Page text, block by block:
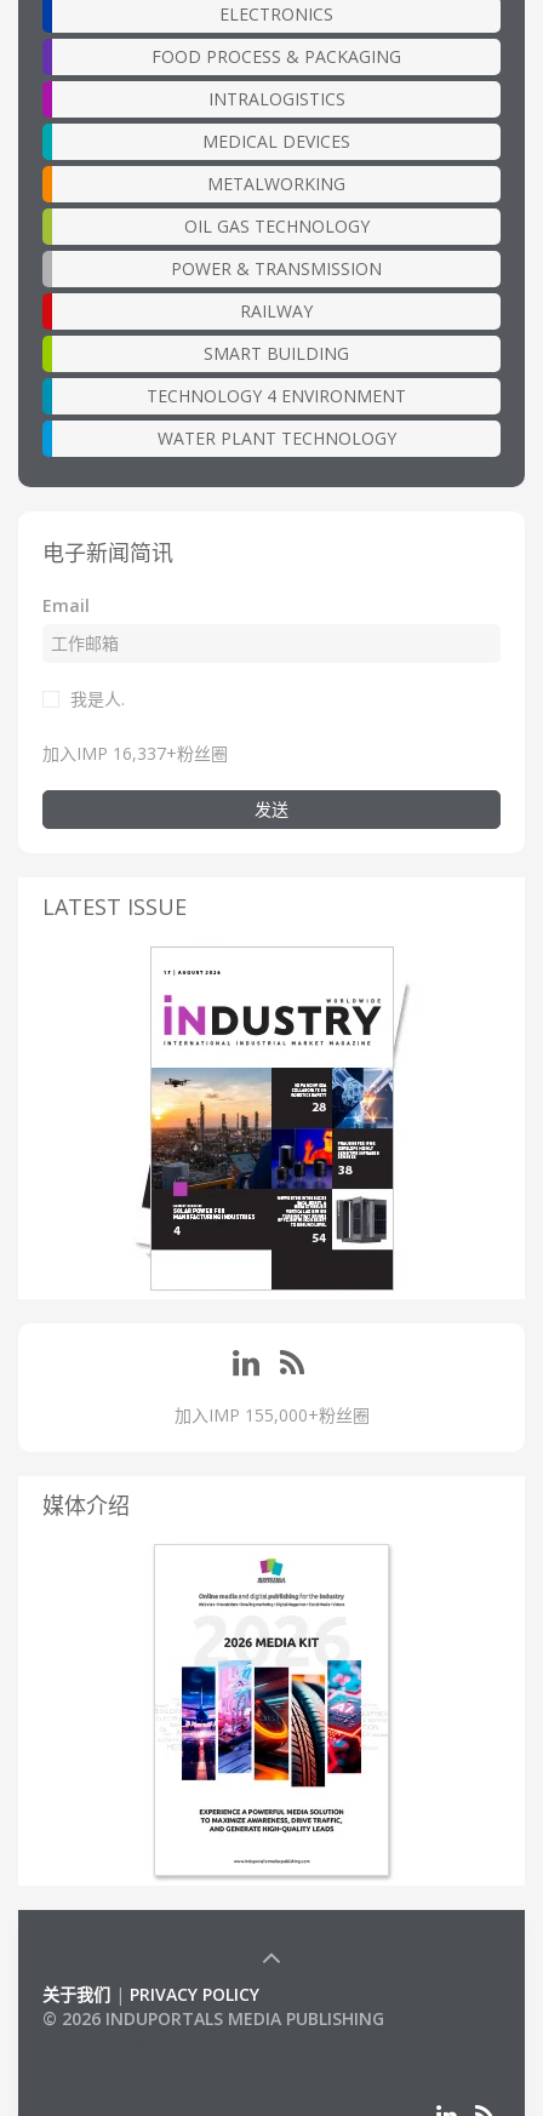
ELECTRONICS
FOOD PROCESS & PACKAGING
INTRALOGISTICS
MEDICAL DEVICES
METALWORKING
OIL GAS TECHNOLOGY
POWER & TRANSMISSION
RAILWAY
SMART BUILDING
TECHNOLOGY 4 ENVIRONMENT
WATER PLANT TECHNOLOGY
电子新闻简讯
Email
我是人.
加入IMP 16,337+粉丝圈
发送
LATEST ISSUE
加入IMP 155,000+粉丝圈
媒体介绍
关于我们 | PRIVACY POLICY
© 2026 INDUPORTALS MEDIA PUBLISHING